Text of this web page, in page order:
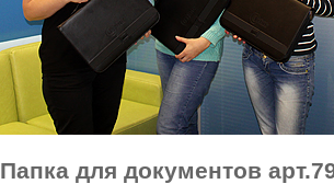
Папка для документов